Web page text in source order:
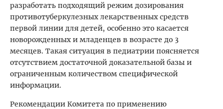
разработать подходящий режим дозирования
противотуберкулезных лекарственных средств
первой линии для детей, особенно это касается
новорожденных и младенцев в возрасте до 3
месяцев. Такая ситуация в педиатрии поясняется
отсутствием достаточной доказательной базы и
ограниченным количеством специфической
информации.
Рекомендации Комитета по применению